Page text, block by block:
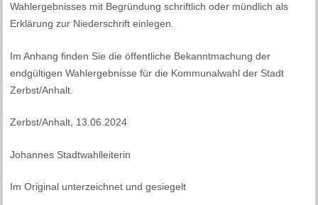
Wahlergebnisses mit Begründung schriftlich oder mündlich als
Erklärung zur Niederschrift einlegen.
Im Anhang finden Sie die öffentliche Bekanntmachung der
endgültigen Wahlergebnisse für die Kommunalwahl der Stadt
Zerbst/Anhalt.
Zerbst/Anhalt, 13.06.2024
Johannes Stadtwahlleiterin
Im Original unterzeichnet und gesiegelt